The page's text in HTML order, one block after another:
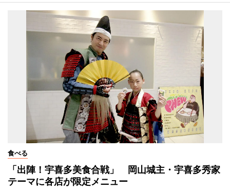
食べる
「出陣！宇喜多美食合戦」 岡山城主・宇喜多秀家
テーマに各店が限定メニュー